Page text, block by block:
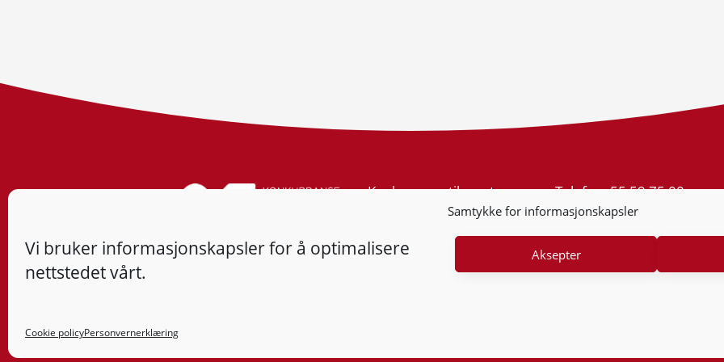
Samtykke for informasjonskapsler
Vi bruker informasjonskapsler for å optimalisere
nettstedet vårt.
Aksepter
Cookie policyPersonvernerklæring
Konkurransetilsynet
Postboks 439 Sentrum
Org.nr: 974 761 246
Telefon:55 59 75 00
E-post:post@kt.no
Nyhetsvarsel >>